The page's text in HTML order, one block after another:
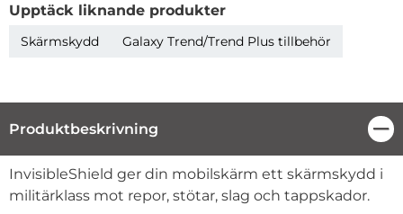
Upptäck liknande produkter
Skärmskydd Galaxy Trend/Trend Plus tillbehör
Produktbeskrivning
Produktbeskrivning
InvisibleShield ger din mobilskärm ett skärmskydd i
militärklass mot repor, stötar, slag och tappskador.